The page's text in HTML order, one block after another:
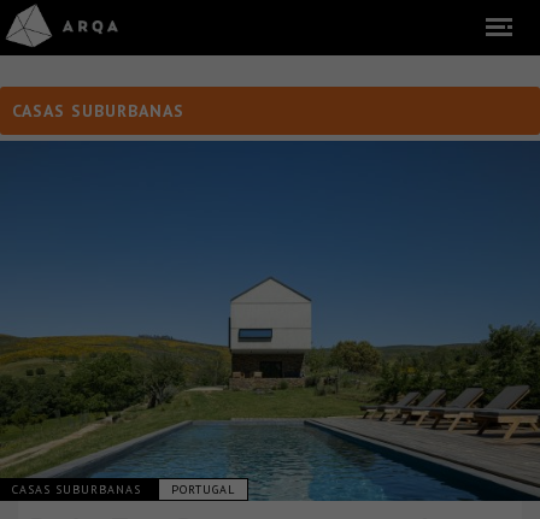
CASAS SUBURBANAS
CASAS SUBURBANAS PORTUGAL